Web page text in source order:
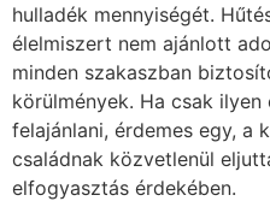
hulladék mennyiségét.
élelmiszert nem ajánlott
minden szakaszban
körülmények. Ha csak
felajánlani, érdemes egy, a
családnak közvetlenül
elfogyasztás érdekében.